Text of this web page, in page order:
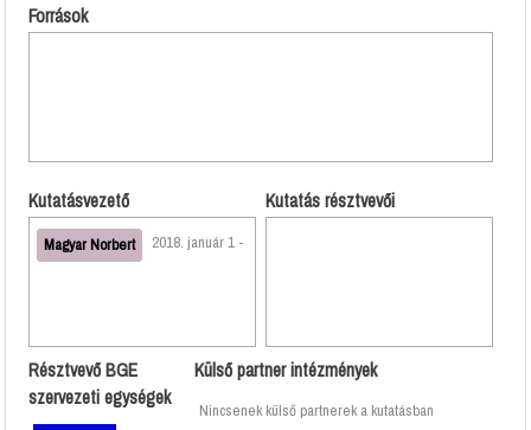
Források
Kutatásvezető
Magyar Norbert 2018. január 1 -
Kutatás résztvevői
Résztvevő BGE
szervezeti egységek
Külső partner intézmények
Nincsenek külső partnerek a kutatásban